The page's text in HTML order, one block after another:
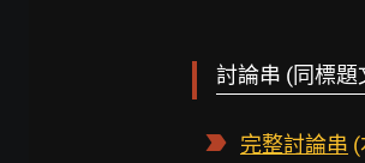
討論串 (同標題
完整討論串